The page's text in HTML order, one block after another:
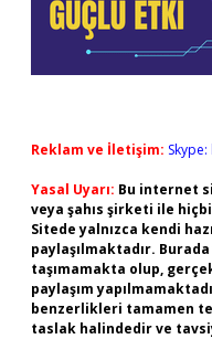
Reklam ve İletişim:
Yasal Uyarı: Bu internet
veya şahıs şirketi ile
Sitede yalnızca kendi
paylaşılmaktadır.
taşımamakta olup,
paylaşım
benzerlikleri tamamen
taslak halindedir ve